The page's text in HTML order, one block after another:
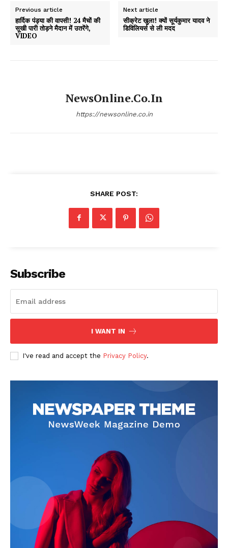
Previous article
हार्दिक पंड्या की वापसी! 24 मैचों की
सूखी पारी तोड़ने मैदान में उतरेंगे,
VIDEO
Next article
सीक्रेट खुला! क्यों सूर्यकुमार यादव ने
डिविलियर्स से ली मदद
NewsOnline.co.in
https://newsonline.co.in
SHARE POST:
Subscribe
I WANT IN
I've read and accept the Privacy Policy.